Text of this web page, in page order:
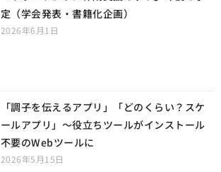
定（学会発表・書籍化企画）
2026年6月1日
「調子を伝えるアプリ」「どのくらい？スケ
ールアプリ」〜役立ちツールがインストール
不要のWebツールに
2026年5月15日